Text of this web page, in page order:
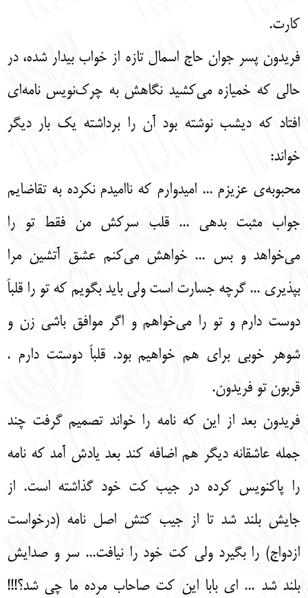
کارت.
فریدون پسر جوان حاج اسمال تازه از خواب بیدار شده، در
حالی که خمیازه می‌کشید نگاهش به چرک‌نویس نامه‌ای
افتاد که دیشب نوشته بود آن را برداشته یک بار دیگر
خواند:
محبوبه‌ی عزیزم ... امیدوارم که ناامیدم نکرده به تقاضایم
جواب مثبت بدهی ... قلب سرکش من فقط تو را
می‌خواهد و بس ... خواهش می‌کنم عشق آتشین مرا
بپذیری ... گرچه جسارت است ولی باید بگویم که تو را قلباً
دوست دارم و تو را می‌خواهم و اگر موافق باشی زن و
شوهر خوبی برای هم خواهیم بود. قلباً دوستت دارم .
قربون تو فریدون.
فریدون بعد از این که نامه را خواند تصمیم گرفت چند
جمله عاشقانه دیگر هم اضافه کند بعد یادش آمد که نامه
را پاکنویس کرده در جیب کت خود گذاشته است. از
جایش بلند شد تا از جیب کتش اصل نامه (درخواست
ازدواج) را بگیرد ولی کت خود را نیافت... سر و صدایش
بلند شد ... ای بابا این کت‌ صاحاب مرده ما چی شد؟!!!